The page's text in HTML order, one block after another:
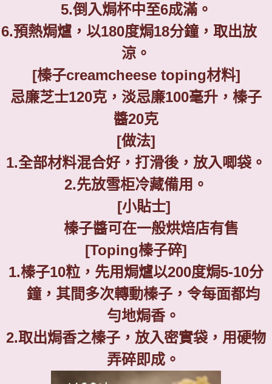
5.倒入焗杯中至6成滿。
6.預熱焗爐，以180度焗18分鐘，取出放
涼。
[榛子creamcheese toping材料]
忌廉芝士120克，淡忌廉100毫升，榛子
醬20克
[做法]
1.全部材料混合好，打滑後，放入唧袋。
2.先放雪柜冷藏備用。
[小貼士]
榛子醬可在一般烘焙店有售
[Toping榛子碎]
1.榛子10粒，先用焗爐以200度焗5-10分
鐘，其間多次轉動榛子，令每面都均
勻地焗香。
2.取出焗香之榛子，放入密實袋，用硬物
弄碎即成。